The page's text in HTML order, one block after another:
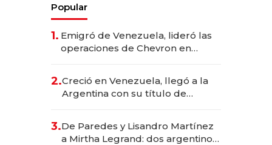
Popular
1. Emigró de Venezuela, lideró las
operaciones de Chevron en
2.Creció en Venezuela, llegó a la
Argentina con su título de
las marcas "fast premium"
3.De Paredes y Lisandro Martínez
a Mirtha Legrand: dos argentinos